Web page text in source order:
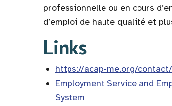
professionnelle ou en cours
d’emploi de haute qualité et
Links
https://acap-me.org/contact/
Employment Service and
System